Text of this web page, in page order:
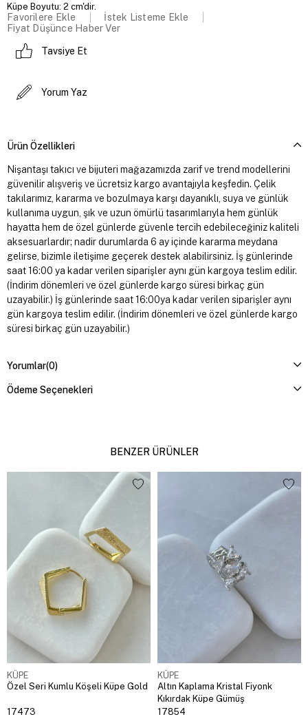
Küpe Boyutu: 2 cm'dir.
Favorilere Ekle
İstek Listeme Ekle
Fiyat Düşünce Haber Ver
Tavsiye Et
Yorum Yaz
Ürün Özellikleri
Nişantaşı takıcı ve bijuteri mağazamızda zarif ve trend modellerini
güvenilir alışveriş ve ücretsiz kargo avantajıyla keşfedin. Çelik
takılarımız, kararma ve bozulmaya karşı dayanıklı, suya ve günlük
kullanıma uygun, şık ve uzun ömürlü tasarımlarıyla hem günlük
hayatta hem de özel günlerde güvenle tercih edebileceğiniz kaliteli
aksesuarlardır; nadir durumlarda 6 ay içinde kararma meydana
gelirse, bizimle iletişime geçerek destek alabilirsiniz. İş günlerinde
saat 16:00 ya kadar verilen siparişler aynı gün kargoya teslim edilir.
(İndirim dönemleri ve özel günlerde kargo süresi birkaç gün
uzayabilir.) İş günlerinde saat 16:00ya kadar verilen siparişler aynı
gün kargoya teslim edilir. (İndirim dönemleri ve özel günlerde kargo
süresi birkaç gün uzayabilir.)
Yorumlar(0)
Ödeme Seçenekleri
BENZER ÜRÜNLER
KÜPE
Özel Seri Kumlu Köşeli Küpe Gold
17473
KÜPE
Altın Kaplama Kristal Fiyonk
Kıkırdak Küpe Gümüş
17854